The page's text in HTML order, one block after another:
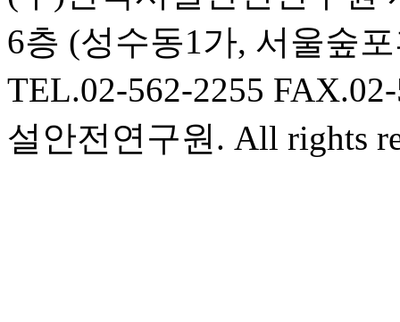
6층 (성수동1가, 서울숲
TEL.02-562-2255
설안전연구원. All rights